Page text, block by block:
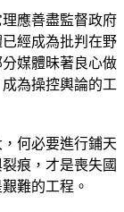
應善盡監督政府
經成為批判在野
媒體昧著良心做
為操控輿論的工
何必要進行鋪天
痕，才是喪失國
難的工程。